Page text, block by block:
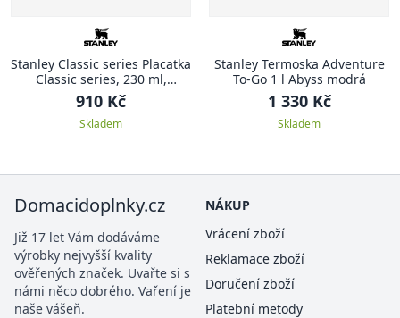
Stanley Classic series Placatka
Classic series, 230 ml,
Country DNA Mossy Oak
Kamuflage
910 Kč
Skladem
Stanley Termoska Adventure
To-Go 1 l Abyss modrá
1 330 Kč
Skladem
Domacidoplnky.cz
Již 17 let Vám dodáváme
výrobky nejvyšší kvality
ověřených značek. Uvařte si s
námi něco dobrého. Vaření je
naše vášeň.
NÁKUP
Vrácení zboží
Reklamace zboží
Doručení zboží
Platební metody